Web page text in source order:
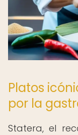
Platos
por la
Statera, el